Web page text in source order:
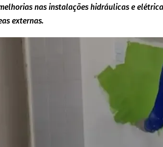
nas instalações hidráulicas e
externas.